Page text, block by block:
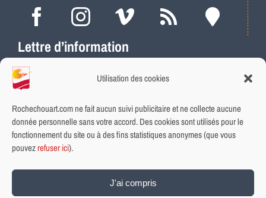
Utilisation des cookies
Rochechouart.com ne fait aucun suivi publicitaire et ne collecte aucune
donnée personnelle sans votre accord. Des cookies sont utilisés pour le
fonctionnement du site ou à des fins statistiques anonymes (que vous
pouvezrefuser ici).
J'ai compris
Lettre d’information
Actus, météo, travaux…
Ne ratez plus les infos locales
Abonnement rapide et gratuit
INSCRIVEZ-VOUS
Aide et accessibilité |
cookies|Mentions légales